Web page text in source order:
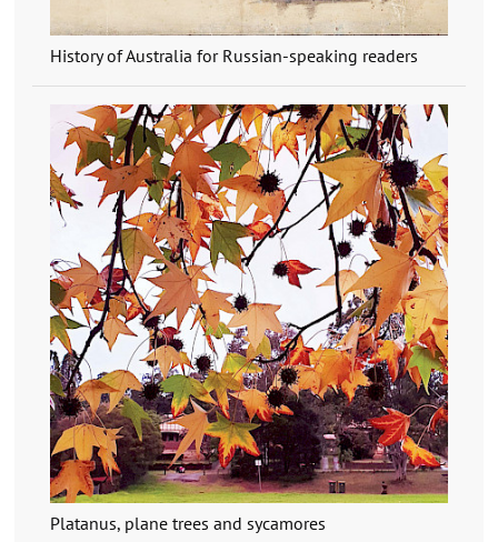
History of Australia for Russian-speaking readers
Platanus, plane trees and sycamores